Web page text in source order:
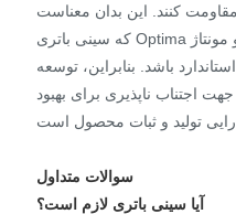
کنند. این بدان معناست
که سینی باتری Optima باید دارای ویژگی های جداسازی و مونتاژ
باشد. بنابراین، توسعه
اجتناب ناپذیری برای بهبود
سوالات متداول
آیا سینی باتری لازم است؟